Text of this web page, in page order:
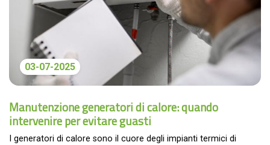
03-07-2025
Manutenzione generatori di calore: quando
intervenire per evitare guasti
I generatori di calore sono il cuore degli impianti termici di